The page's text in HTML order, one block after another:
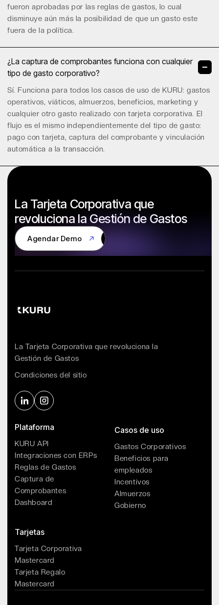
fueron aprobadas por lasreglas de gastos, lo cual
disminuye aún más la posibilidad de que un gasto este
fuera de la política.
¿La captura de comprobantes funciona con cualquier
tipo de gasto corporativo?
Sí. Funciona para todos los casos de uso de KURU: gastos
operativos, viáticos, almuerzos, beneficios, marketing y
cualquier otro gasto realizado con tarjeta corporativa. El
flujo es el mismo independientemente del tipo de gasto:
pago con tarjeta, captura del comprobante y vinculación
automática a la transacción.
La Tarjeta Corporativa que
revoluciona la Gestión de Gastos
Agendar Demo
Agendar Demo
La Tarjeta Corporativa que revoluciona la
Gestión de Gastos
Condiciones del sitio
Plataforma
KURU API
Integraciones con ERPs
Reglas de Gastos
Captura de
Comprobantes
Dashboard
Casos de uso
Gastos Corporativos
Beneficios para
empleados
Incentivos
Almuerzos
Gobierno
Tarjetas
Tarjeta Corporativa
Mastercard
Tarjeta Regalo
Mastercard